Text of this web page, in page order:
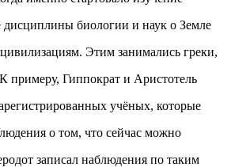
дисциплины биологии и наук о Земле
Этим занимались греки,
примеру, Гиппократ и Аристотель
учёных, которые
о том, что сейчас можно
записал наблюдения по таким